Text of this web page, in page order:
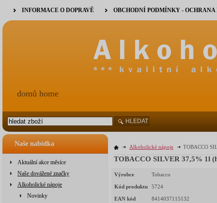
Naše nabídka
Aktuální akce měsíce
Naše dovážené značky
Alkoholické nápoje
Novinky
Alkoholické nápoje TOBACCO
TOBACCO SILVER 37,5% 1l
Výrobce Tobacco
Kód produktu 5724
EAN kód 8414037115132
INFORMACE O DOPRAVĚ OBCHODNÍ PODMÍNKY -
domů home
HLEDAT